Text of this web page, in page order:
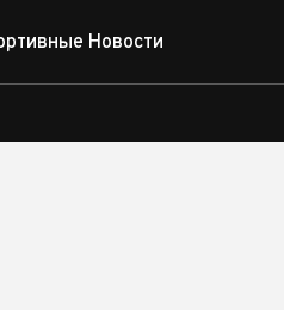
Новости